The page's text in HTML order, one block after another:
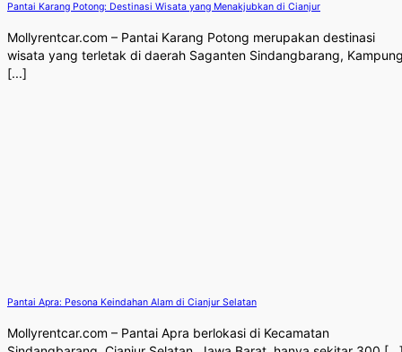
Pantai Karang Potong: Destinasi Wisata yang Menakjubkan di Cianjur
Mollyrentcar.com – Pantai Karang Potong merupakan destinasi
wisata yang terletak di daerah Saganten Sindangbarang,
[...]
Pantai Apra: Pesona Keindahan Alam di Cianjur Selatan
Mollyrentcar.com – Pantai Apra berlokasi di Kecamatan